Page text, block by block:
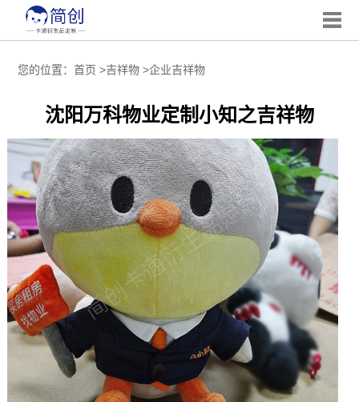
您的位置： 首页 >吉祥物>企业吉祥物
沈阳万科物业定制小知之吉祥物